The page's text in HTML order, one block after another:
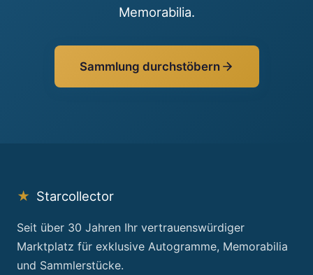
Memorabilia.
Sammlung durchstöbern
★ Starcollector
Seit über 30 Jahren Ihr vertrauenswürdiger
Marktplatz für exklusive Autogramme, Memorabilia
und Sammlerstücke.